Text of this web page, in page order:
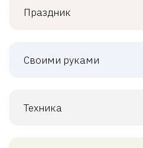
Праздник
Своими руками
Техника